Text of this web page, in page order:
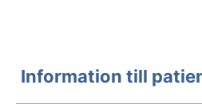
Information till